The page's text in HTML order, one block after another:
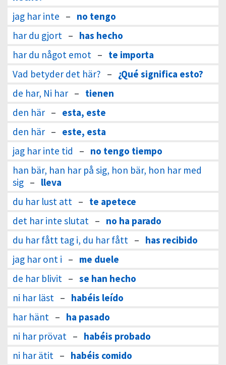
jag har inte – no tengo
har du gjort – has hecho
har du något emot – te importa
Vad betyder det här? – ¿Qué significa esto?
de har, Ni har – tienen
den här – esta, este
den här – este, esta
jag har inte tid
– no tengo tiempo
han bär, han har på sig, hon bär, hon har med
sig – lleva
du har lust att – te apetece
det har inte slutat – no ha parado
du har fått tag i, du har fått – has recibido
jag har ont i – me duele
de har blivit – se han hecho
ni har läst – habéis leído
har hänt – ha pasado
ni har prövat – habéis probado
ni har ätit – habéis comido